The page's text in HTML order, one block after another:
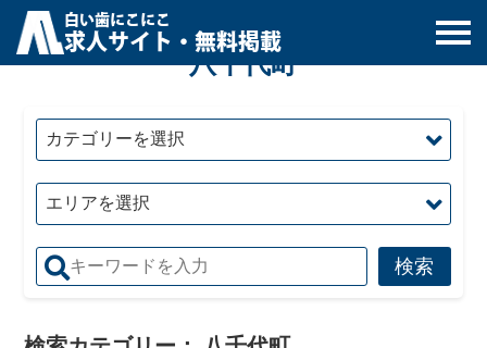
白 い歯にこにこ
求人サイト・無料掲載
八千代町